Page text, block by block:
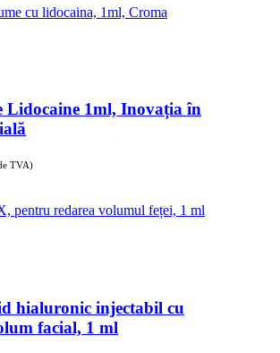
Lidocaine 1ml, Inovația în
TVA)
hialuronic injectabil cu
facial, 1 ml